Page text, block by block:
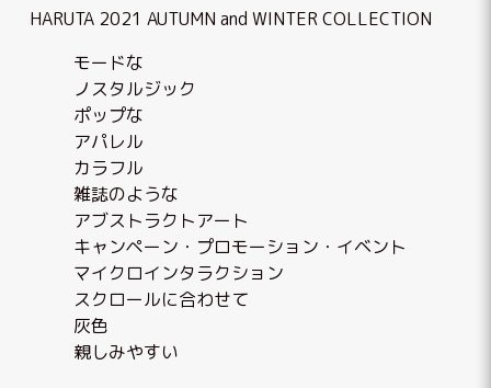
HARUTA 2021 AUTUMN and WINTER COLLECTION
モードな
ノスタルジック
ポップな
アパレル
カラフル
雑誌のような
アブストラクトアート
キャンペーン・プロモーション・イベント
マイクロインタラクション
スクロールに合わせて
灰色
親しみやすい